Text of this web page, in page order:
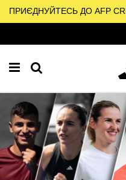
ПРИЄДНУЙТЕСЬ ДО AFP